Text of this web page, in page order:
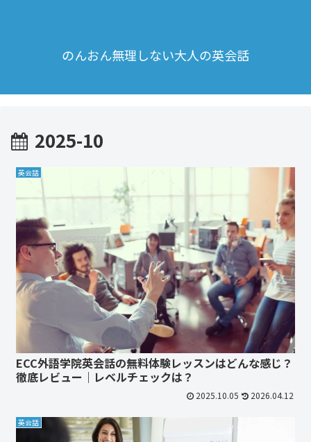
のんおん無理しない大人の英会話
2025-10
英会話
ECC外語学院英会話の無料体験レッスンはどんな感じ？
徹底レビュー｜レベルチェックは？
2025.10.05 2026.04.12
英会話